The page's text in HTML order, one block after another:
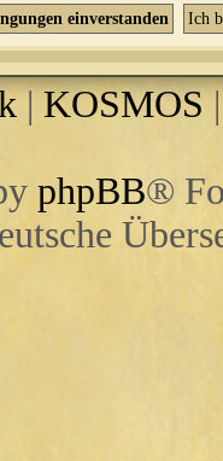
| KOSMOS
phpBB®